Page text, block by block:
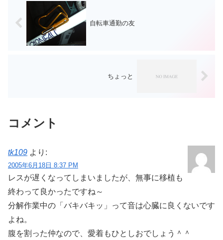
自転車通勤の友
ちょっと
コメント
tk109 より:
2005年6月18日 8:37 PM
レスが遅くなってしまいましたが、無事に移植も
終わって良かったですね～
分解作業中の「バキバキッ」って音は心臓に良くないです
よね。
腹を割った仲なので、愛着もひとしおでしょう＾＾